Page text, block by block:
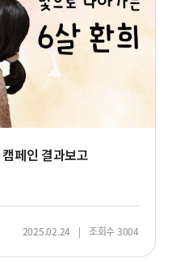
페인 결과보고
2025.02.24 조회수 3004